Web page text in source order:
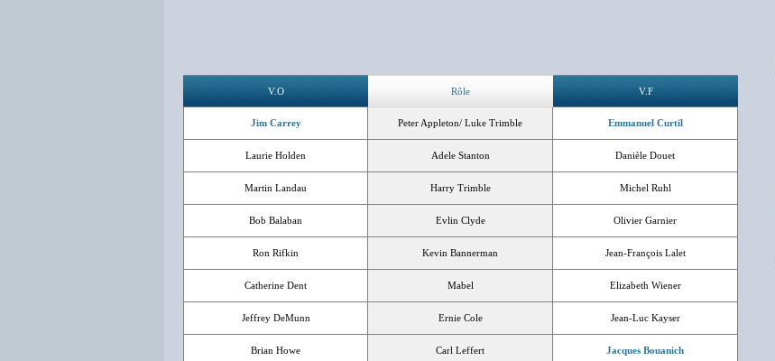
V.O Rôle V.F
Jim Carrey Peter Appleton/ Luke Trimble Emmanuel Curtil
Laurie Holden Adele Stanton Danièle Douet
Martin Landau Harry Trimble Michel Ruhl
Bob Balaban Evlin Clyde Olivier Garnier
Ron Rifkin Kevin Bannerman Jean-François Lalet
Catherine Dent Mabel Elizabeth Wiener
Jeffrey DeMunn Ernie Cole Jean-Luc Kayser
Brian Howe Carl Leffert Jacques Bouanich